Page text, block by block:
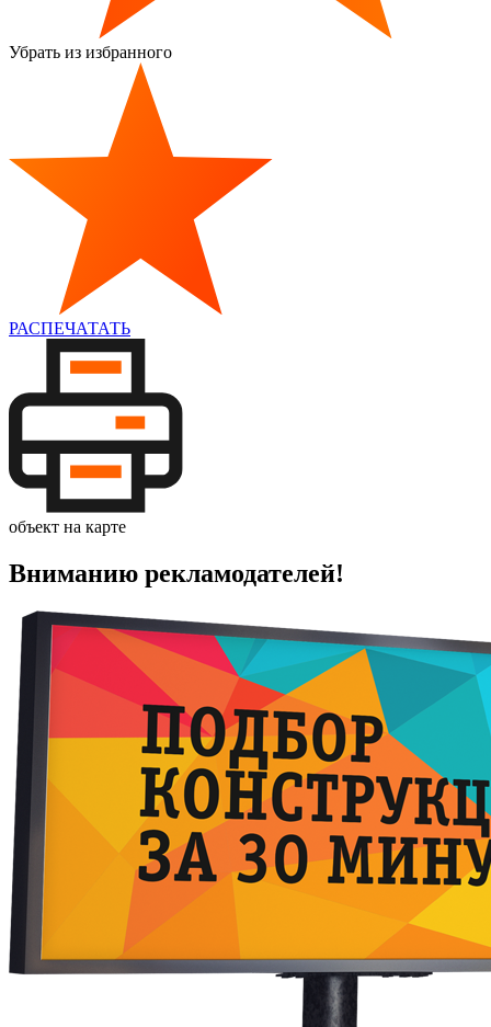
Убрать из избранного
РАСПЕЧАТАТЬ
объект на карте
Вниманию рекламодателей!